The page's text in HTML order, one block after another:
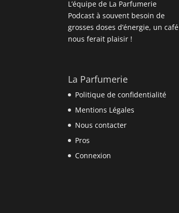
L’équipe de La Parfumerie
Podcast à souvent besoin de
grosses doses d’énergie, un café
nous ferait plaisir !
La Parfumerie
Politique de confidentialité
Mentions Légales
Nous contacter
Pros
Connexion